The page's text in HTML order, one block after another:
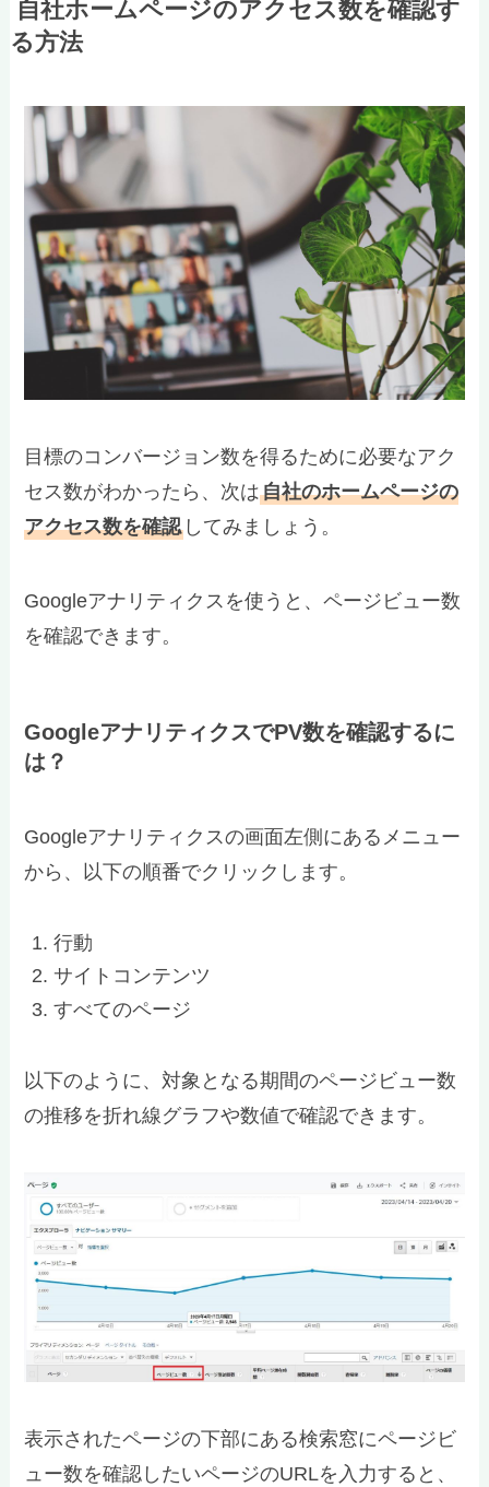
自社ホームページのアクセス数を確認す
る方法
目標のコンバージョン数を得るために必要なアク
セス数がわかったら、次は自社のホームページの
アクセス数を確認 してみましょう。
Googleアナリティクスを使うと、ページビュー数
を確認できます。
GoogleアナリティクスでPV数を確認するに
は？
Googleアナリティクスの画面左側にあるメニュー
から、以下の順番でクリックします。
行動
サイトコンテンツ
すべてのページ
以下のように、対象となる期間のページビュー数
の推移を折れ線グラフや数値で確認できます。
表示されたページの下部にある検索窓にページビ
ュー数を確認したいページのURLを入力すると、